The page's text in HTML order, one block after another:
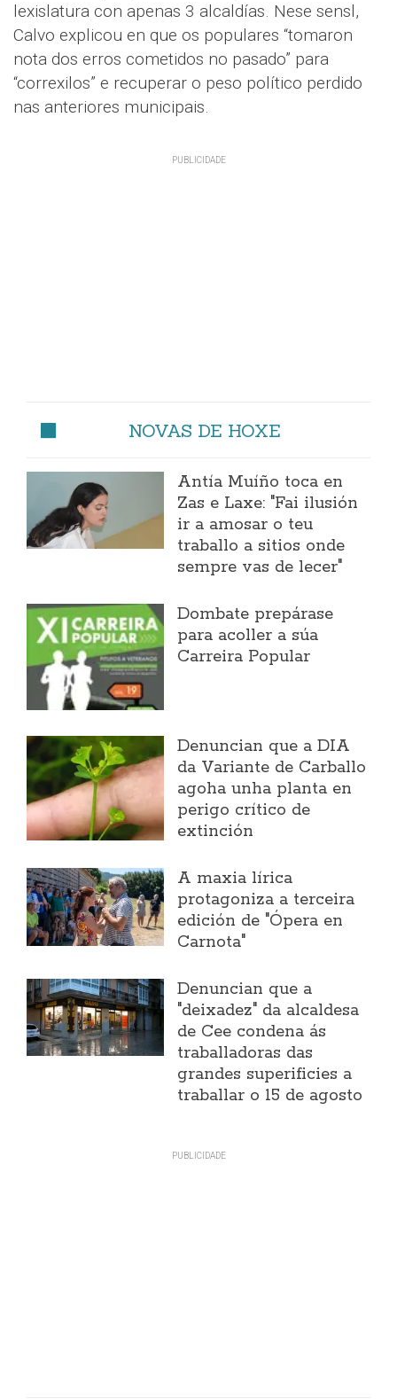
lexislatura con apenas 3 alcaldías. Nese sensl,
Calvo explicou en que os populares “tomaron
nota dos erros cometidos no pasado” para
“correxilos” e recuperar o peso político perdido
nas anteriores municipais.
NOVAS DE HOXE
Antía Muíño toca en
Zas e Laxe: "Fai ilusión
ir a amosar o teu
traballo a sitios onde
sempre vas de lecer"
Dombate prepárase
para acoller a súa
Carreira Popular
Denuncian que a DIA
da Variante de Carballo
agoha unha planta en
perigo crítico de
extinción
A maxia lírica
protagoniza a terceira
edición de "Ópera en
Carnota"
Denuncian que a
"deixadez" da alcaldesa
de Cee condena ás
traballadoras das
grandes superificies a
traballar o 15 de agosto